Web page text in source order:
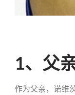
1、父
作为父亲，诺维